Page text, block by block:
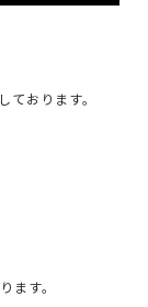
おります。
ます。